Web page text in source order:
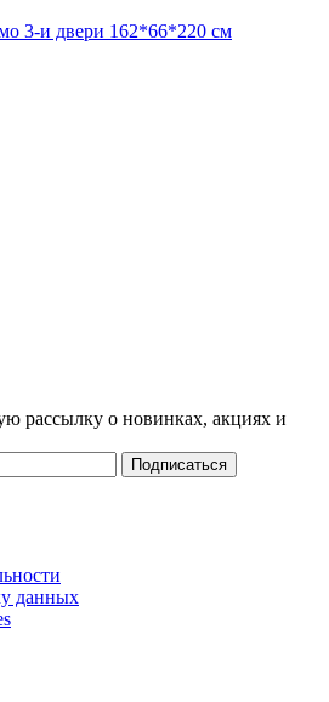
3-и двери 162*66*220 см
рассылку о новинках, акциях и
данных